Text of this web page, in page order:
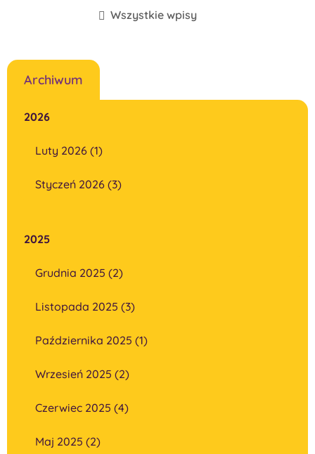
Wszystkie wpisy
Archiwum
2026
Luty 2026 (1)
Styczeń 2026 (3)
2025
Grudnia 2025 (2)
Listopada 2025 (3)
Października 2025 (1)
Wrzesień 2025 (2)
Czerwiec 2025 (4)
Maj 2025 (2)